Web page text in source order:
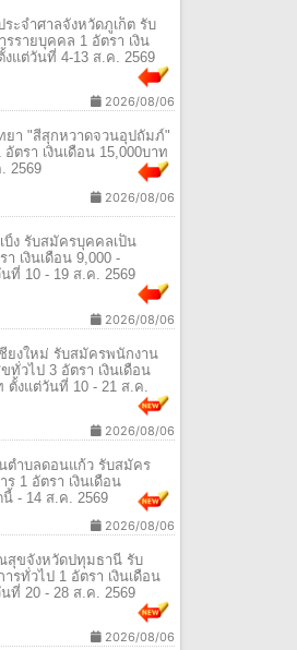
ะจำศาลจังหวัดภูเก็ต รับ
รรายบุคคล 1 อัตรา เงิน
งแต่วันที่ 4-13 ส.ค. 2569
2026/08/06
ยา "สีสุกหวาดจวนอุปถัมภ์"
ตรา เงินเดือน 15,000บาท
2569
2026/08/06
บิ้ง รับสมัครบุคคลเป็น
เงินเดือน 9,000 -
ที่ 10 - 19 ส.ค. 2569
2026/08/06
ยงใหม่ รับสมัครพนักงาน
ทั่วไป 3 อัตรา เงินเดือน
ตั้งแต่วันที่ 10 - 21 ส.ค.
2026/08/06
ตำบลดอนแก้ว รับสมัคร
1 อัตรา เงินเดือน
- 14 ส.ค. 2569
2026/08/06
สุขจังหวัดปทุมธานี รับ
รทั่วไป 1 อัตรา เงินเดือน
ที่ 20 - 28 ส.ค. 2569
2026/08/06